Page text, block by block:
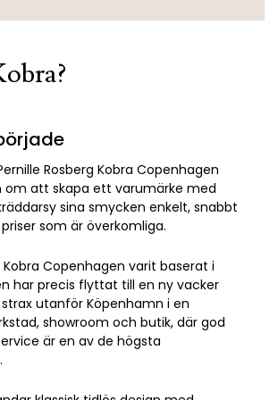
Rosberg Kobra Copenhagen
om att skapa ett varumärke med
sina smycken enkelt, snabbt
som är överkomliga.
Kobra Copenhagen varit baserat i
har precis flyttat till en ny vacker
utanför Köpenhamn i en
showroom och butik, där god
är en av de högsta